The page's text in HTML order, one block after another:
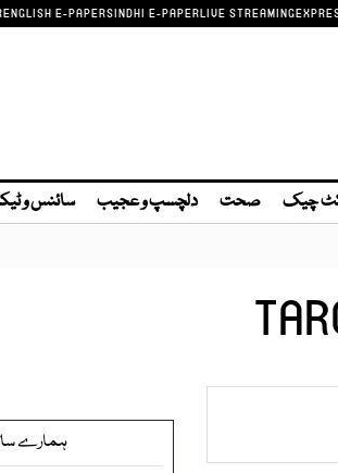
ENGLISH E-PAPERSINDHI E-PAPERLIVE STREAMING
چیک صحت دلچسپ و عجیب سائنس و
ہمارے